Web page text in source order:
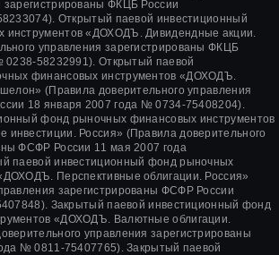
зарегистрированы ФКЦБ России
Открытый паевой инвестиционный
«ДОХОДЪ. Дивидендные акции.
управления зарегистрированы ФКЦБ
0238-58232991). Открытый паевой
финансовых инструментов «ДОХОДЪ.
(Правила доверительного управления
18 января 2007 года № 0734-75408204).
фонд рыночных финансовых инструментов
Россия» (Правила доверительного
ФСФР России 11 мая 2007 года
паевой инвестиционный фонд рыночных
Перспективные облигации. Россия»
зарегистрированы ФСФР России
Закрытый паевой инвестиционный фонд
«ДОХОДЪ. Валютные облигации.
управления зарегистрированы
№ 0811-75407765).Закрытый паевой